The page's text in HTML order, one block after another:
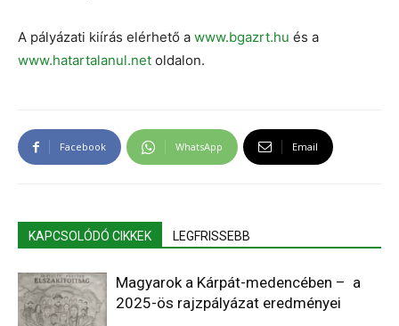
A pályázati kiírás elérhető a www.bgazrt.hu és a
www.hatartalanul.net oldalon.
Facebook WhatsApp Email
KAPCSOLÓDÓ CIKKEK LEGFRISSEBB
Magyarok a Kárpát-medencében – a
2025-ös rajzpályázat eredményei